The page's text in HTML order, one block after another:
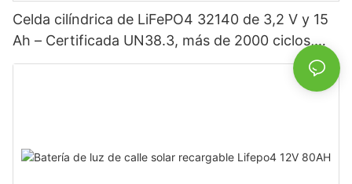
Celda cilíndrica de LiFePO4 32140 de 3,2 V y 15
Ah – Certificada UN38.3, más de 2000 ciclos,
alta potencia para vehículos eléctricos, energía